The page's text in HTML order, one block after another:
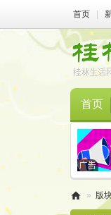
首页
首页
» 版